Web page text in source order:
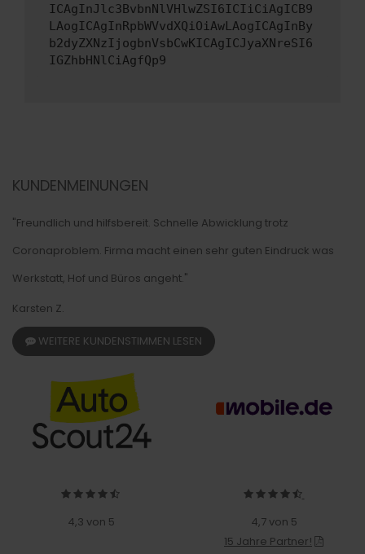
ICAgInJlc3BvbnNlVHlwZSI6ICIiCiAgICB9
LAogICAgInRpbWVvdXQiOiAwLAogICAgInBy
b2dyZXNzIjogbnVsbCwKICAgICJyaXNreSI6
IGZhbHNlCiAgfQp9
KUNDENMEINUNGEN
"Freundlich und hilfsbereit. Schnelle Abwicklung trotz
Coronaproblem. Firma macht einen sehr guten Eindruck was
Werkstatt, Hof und Büros angeht."
Karsten Z.
WEITERE KUNDENSTIMMEN LESEN
4,3 von 5
4,7 von 5
15 Jahre Partner!